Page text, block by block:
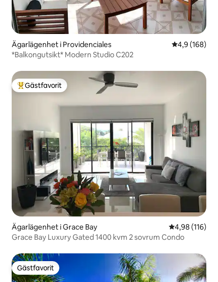
Ägarlägenhet i Providenciales 4,9 av 5 i
4,9 (168)
*Balkongutsikt* Modern Studio C202
Populär gästfavorit
Gästfavorit
Ägarlägenhet i Grace Bay 4,98 av 5 i
4,98 (116)
Grace Bay Luxury Gated 1400 kvm 2 sovrum Condo
Gästfavorit
Gästfavorit